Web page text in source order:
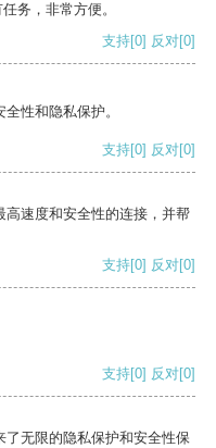
务，非常方便。
支持[0] 反对[0]
性和隐私保护。
支持[0] 反对[0]
速度和安全性的连接，并帮
支持[0] 反对[0]
支持[0] 反对[0]
无限的隐私保护和安全性保